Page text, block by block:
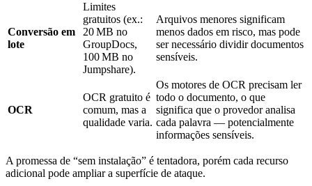
Conversão em
lote
Limites
gratuitos (ex.:
20 MB no
GroupDocs,
100 MB no
Jumpshare).
Arquivos menores significam
menos dados em risco, mas pode
ser necessário dividir documentos
sensíveis.
OCR
OCR gratuito é
comum, mas a
qualidade varia.
Os motores de OCR precisam ler
todo o documento, o que
significa que o provedor analisa
cada palavra — potencialmente
informações sensíveis.
A promessa de “sem instalação” é tentadora, porém cada recurso
adicional pode ampliar a superfície de ataque.